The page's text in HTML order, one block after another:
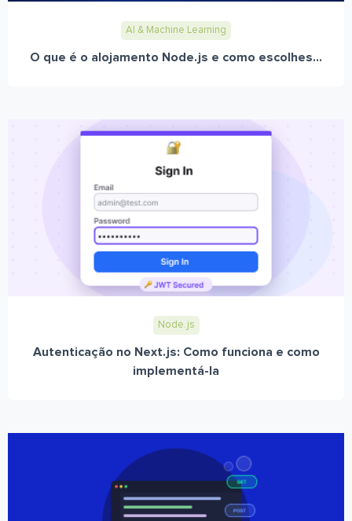
AI & Machine Learning
O que é o alojamento Node.js e como escolhes...
Node.js
Autenticação no Next.js: Como funciona e como
implementá-la